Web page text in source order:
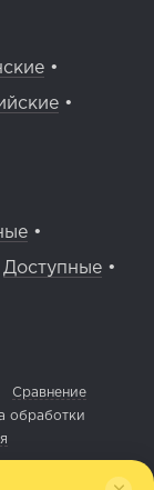
•
•
•
Доступные •
Сравнение
обработки